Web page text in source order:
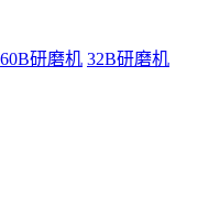
60B研磨机 32B研磨机